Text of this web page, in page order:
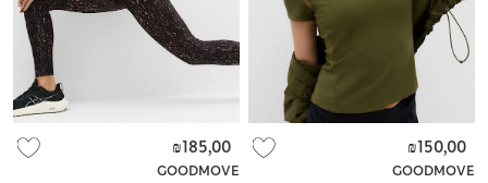
GOODMOVE
₪150,00
GOODMOVE
₪185,00